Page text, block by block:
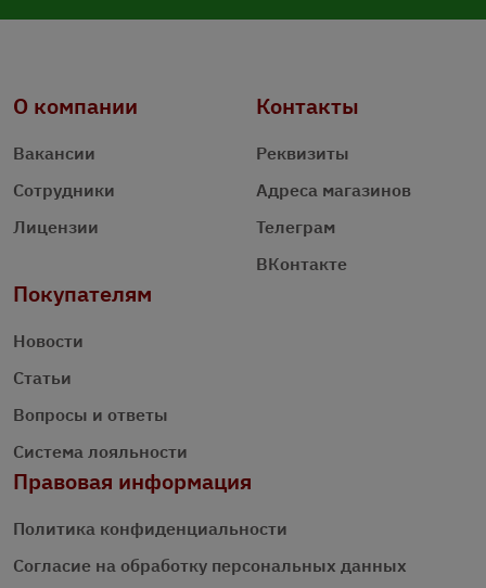
О компании
Вакансии
Сотрудники
Лицензии
Контакты
Реквизиты
Адреса магазинов
Телеграм
ВКонтакте
Покупателям
Новости
Статьи
Вопросы и ответы
Система лояльности
Правовая информация
Политика конфиденциальности
Согласие на обработку персональных данных